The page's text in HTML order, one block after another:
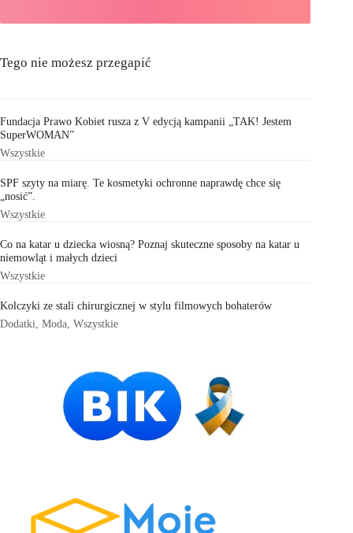
Tego nie możesz przegapić
Fundacja Prawo Kobiet rusza z V edycją kampanii „TAK! Jestem
SuperWOMAN”
Wszystkie
SPF szyty na miarę. Te kosmetyki ochronne naprawdę chce się
„nosić”.
Wszystkie
Co na katar u dziecka wiosną? Poznaj skuteczne sposoby na katar u
niemowląt i małych dzieci
Wszystkie
Kolczyki ze stali chirurgicznej w stylu filmowych bohaterów
Dodatki, Moda, Wszystkie